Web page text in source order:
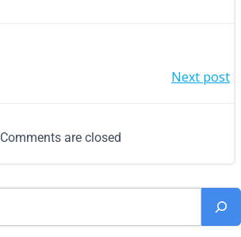
Next post
Comments are closed